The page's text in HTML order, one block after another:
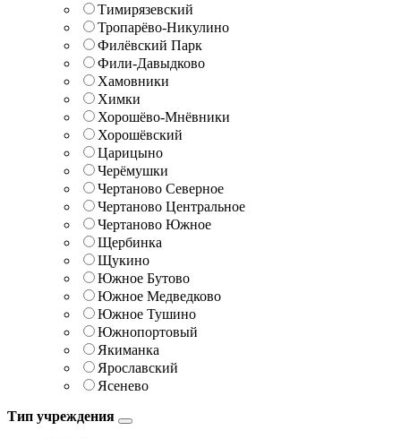
Тимирязевский
Тропарёво-Никулино
Филёвский Парк
Фили-Давыдково
Хамовники
Химки
Хорошёво-Мнёвники
Хорошёвский
Царицыно
Черёмушки
Чертаново Северное
Чертаново Центральное
Чертаново Южное
Щербинка
Щукино
Южное Бутово
Южное Медведково
Южное Тушино
Южнопортовый
Якиманка
Ярославский
Ясенево
Тип учреждения